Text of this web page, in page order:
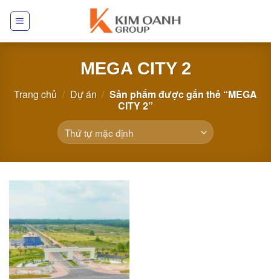
MEGA CITY 2
Trang chủ / Dự án / Sản phẩm được gắn thẻ “MEGA
CITY 2”